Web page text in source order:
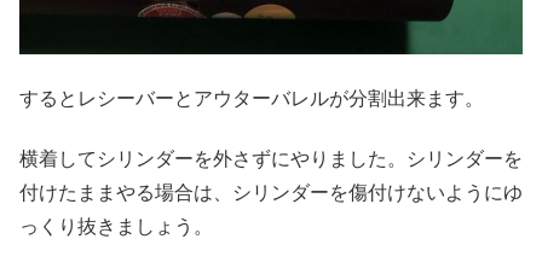
するとレシーバーとアウターバレルが分割出来ます。
横着してシリンダーを外さずにやりました。シリンダーを
付けたままやる場合は、シリンダーを傷付けないようにゆ
っくり抜きましょう。